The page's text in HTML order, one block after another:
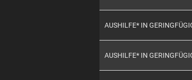
AUSHILFE* IN
AUSHILFE* IN